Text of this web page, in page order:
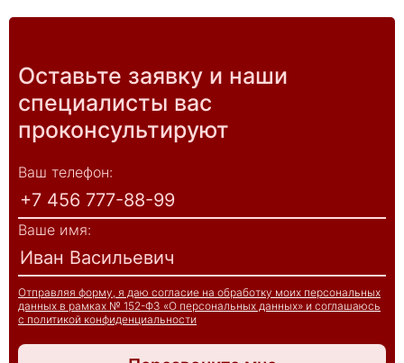
Оставьте заявку и наши
специалисты вас
проконсультируют
Ваш телефон:
Ваше имя:
Отправляя форму, я даю согласие на обработку моих персональных
данных в рамках № 152-ФЗ «О персональных данных» и соглашаюсь
с политикой конфиденциальности